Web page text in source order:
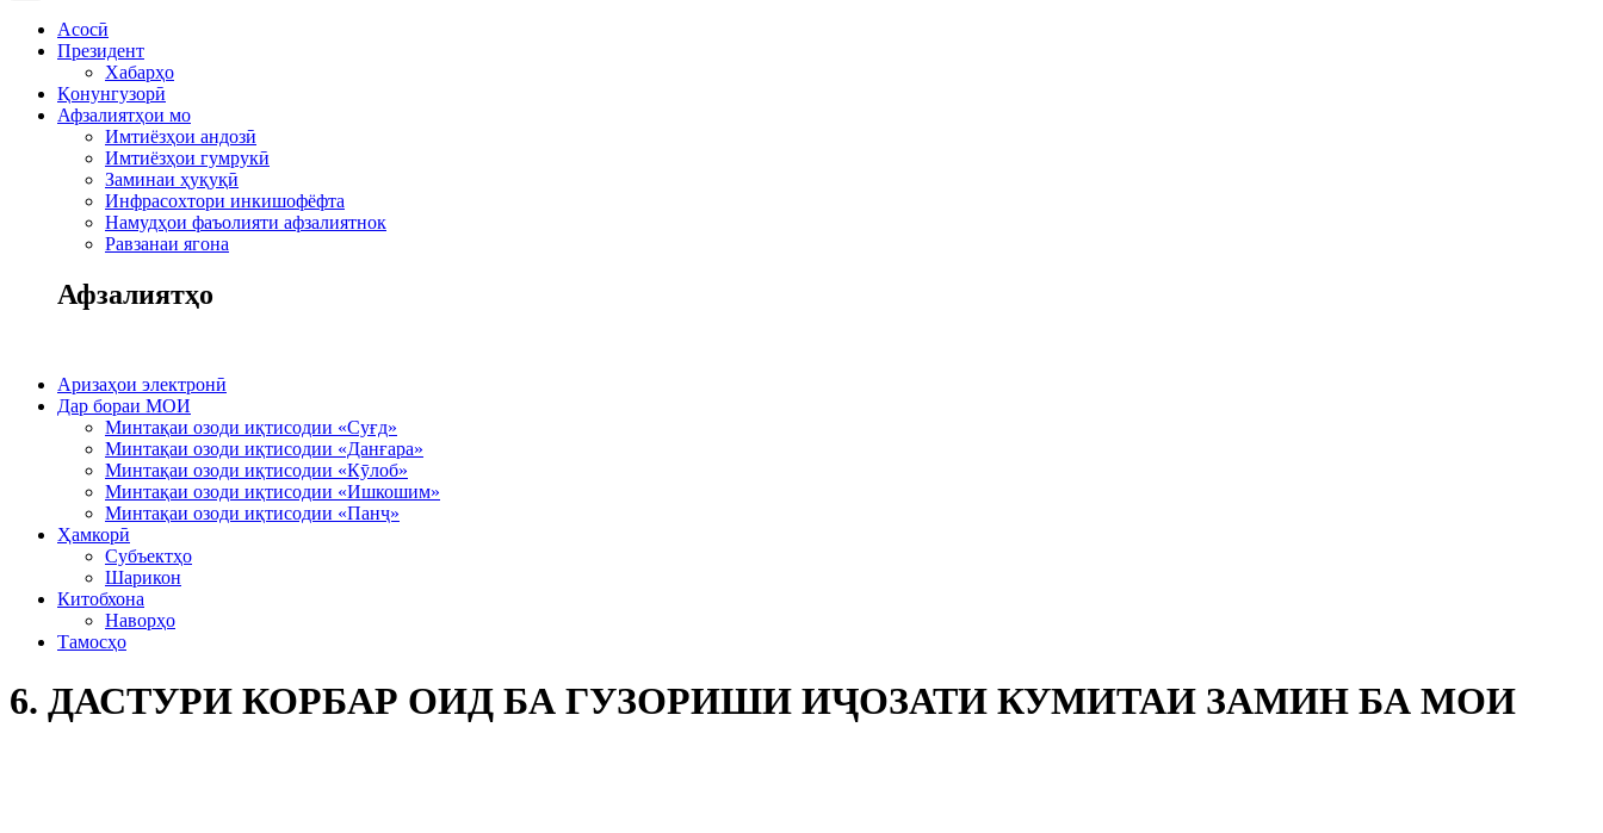
Асосӣ
Президент
Хабарҳо
Қонунгузорӣ
Афзалиятҳои мо
Имтиёзҳои андозӣ
Имтиёзҳои гумрукӣ
Заминаи ҳуқуқӣ
Инфрасохтори инкишофёфта
Намудҳои фаъолияти афзалиятнок
Равзанаи ягона
Афзалиятҳо
Аризаҳои электронӣ
Дар бораи МОИ
Минтақаи озоди иқтисодии «Суғд»
Минтақаи озоди иқтисодии «Данғара»
Минтақаи озоди иқтисодии «Кӯлоб»
Минтақаи озоди иқтисодии «Ишкошим»
Минтақаи озоди иқтисодии «Панҷ»
Ҳамкорӣ
Субъектҳо
Шарикон
Китобхона
Наворҳо
Тамосҳо
6. ДАСТУРИ КОРБАР ОИД БА ГУЗОРИШИ ИҶОЗАТИ КУМИТАИ ЗАМИН БА МОИ